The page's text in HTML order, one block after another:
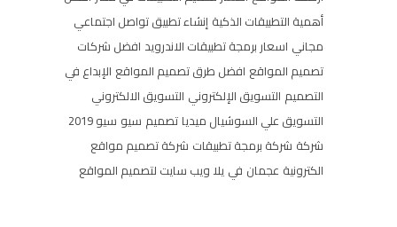
أهمية التطبيقات الذكية إنشاء تطبيق تواصل اجتماعي
مجاني اسعار برمجة تطبيقات الاندرويد افضل شركات
تصميم المواقع افضل طرق تصميم المواقع الإبداع في
التصميم التسويق الإلكتروني التسويق الالكتروني
التسويق علي السوشيال ميديا تصميم سيو سيو 2019
شركة شركة برمجة تطبيقات شركة تصميم مواقع
الكترونية عجمان في يلا ويب سايت لتصميم المواقع